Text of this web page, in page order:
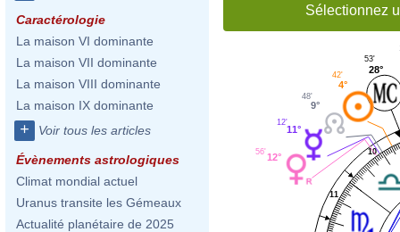
Caractérologie
La maison VI dominante
La maison VII dominante
La maison VIII dominante
La maison IX dominante
+ Voir tous les articles
Évènements astrologiques
Climat mondial actuel
Uranus transite les Gémeaux
Actualité planétaire de 2025
Sélectionnez
10
11
28°
53'
4°
42'
9°
48'
11°
12'
12°
56'